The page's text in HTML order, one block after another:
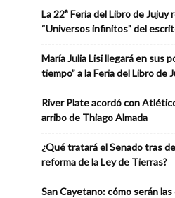
La 22ª Feria del Libro de Jujuy
“Universos infinitos” del
María Julia Lisi llegará en sus
tiempo” a la Feria del Libro de
River Plate acordó con
arribo de Thiago Almada
¿Qué tratará el Senado tras
reforma de la Ley de Tierras?
San Cayetano: cómo serán